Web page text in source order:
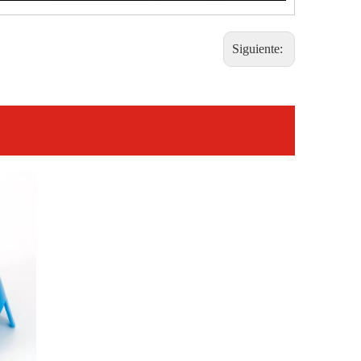
Siguiente: